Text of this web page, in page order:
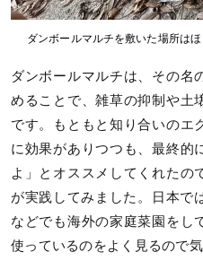
ダンボールマルチを敷いた場所は
ダンボールマルチは、その名
めることで、雑草の抑制や土
です。もともと知り合いのエ
に効果がありつつも、最終的
よ」とオススメしてくれたの
が実践してみました。日本で
などでも海外の家庭菜園をし
使っているのをよく見るので